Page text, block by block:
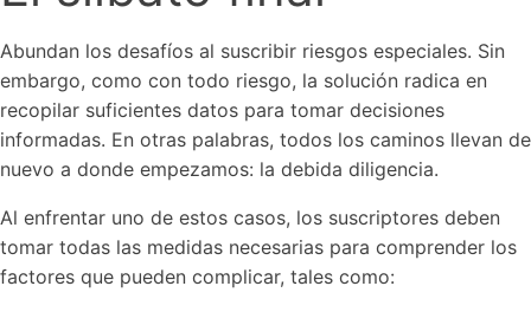
Abundan los desafíos al suscribir riesgos especiales. Sin
embargo, como con todo riesgo, la solución radica en
recopilar suficientes datos para tomar decisiones
informadas. En otras palabras, todos los caminos llevan de
nuevo a donde empezamos: la debida diligencia.
Al enfrentar uno de estos casos, los suscriptores deben
tomar todas las medidas necesarias para comprender los
factores que pueden complicar, tales como: